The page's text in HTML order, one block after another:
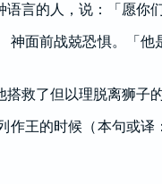
言的人，说：「愿你
面前战兢恐惧。「
救了但以理脱离狮子的
王的时候（本句或译